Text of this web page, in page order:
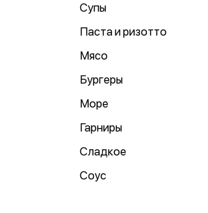
Супы
Паста и ризотто
Мясо
Бургеры
Море
Гарниры
Сладкое
Соус